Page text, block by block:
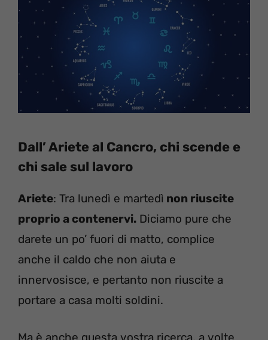
Dall’ Ariete al Cancro, chi scende e
chi sale sul lavoro
Ariete: Tra lunedì e martedì non riuscite
proprio a contenervi. Diciamo pure che
darete un po’ fuori di matto, complice
anche il caldo che non aiuta e
innervosisce, e pertanto non riuscite a
portare a casa molti soldini.